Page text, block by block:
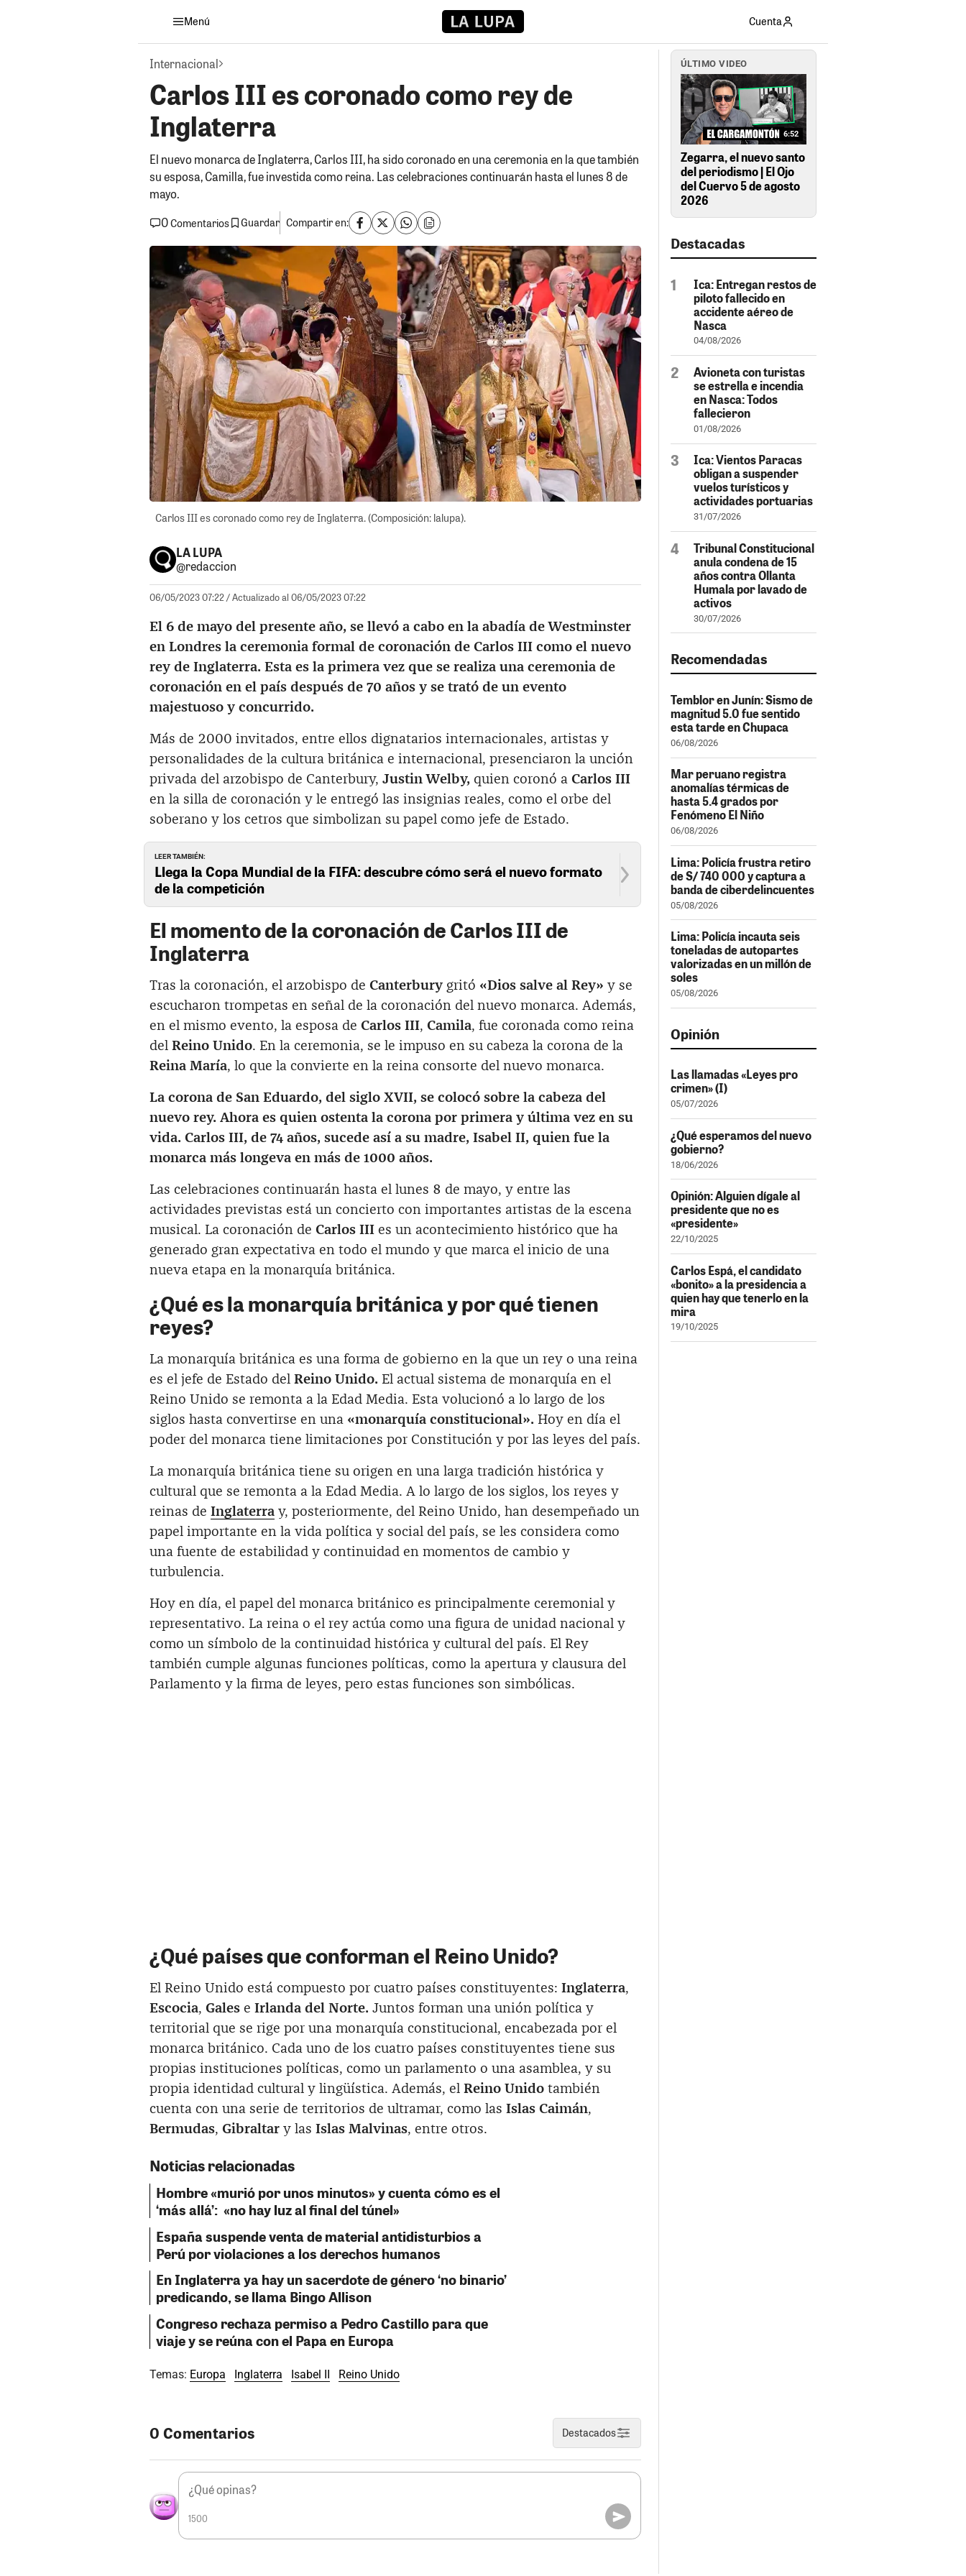
Menú Cuenta
Internacional
Carlos III es coronado como rey de
Inglaterra
El nuevo monarca de Inglaterra, Carlos III, ha sido coronado en una ceremonia en la que también
su esposa, Camilla, fue investida como reina. Las celebraciones continuarán hasta el lunes 8 de
mayo.
0Comentarios Guardar Compartir en:
Carlos III es coronado como rey de Inglaterra. (Composición: lalupa).
LA LUPA
@redaccion
06/05/2023 07:22/ Actualizado al 06/05/2023 07:22
El 6 de mayo del presente año, se llevó a cabo en la abadía de Westminster
en Londres la ceremonia formal de coronación de Carlos III como el nuevo
rey de Inglaterra. Esta es la primera vez que se realiza una ceremonia de
coronación en el país después de 70 años y se trató de un evento
majestuoso y concurrido.
Más de 2000 invitados, entre ellos dignatarios internacionales, artistas y
personalidades de la cultura británica e internacional, presenciaron la unción
privada del arzobispo de Canterbury, Justin Welby, quien coronó a Carlos III
en la silla de coronación y le entregó las insignias reales, como el orbe del
soberano y los cetros que simbolizan su papel como jefe de Estado.
LEER TAMBIÉN:
Llega la Copa Mundial de la FIFA: descubre cómo será el nuevo formato
de la competición
El momento de la coronación de Carlos III de
Inglaterra
Tras la coronación, el arzobispo de Canterbury gritó «Dios salve al Rey» y se
escucharon trompetas en señal de la coronación del nuevo monarca. Además,
en el mismo evento, la esposa de Carlos III, Camila, fue coronada como reina
del Reino Unido. En la ceremonia, se le impuso en su cabeza la corona de la
Reina María, lo que la convierte en la reina consorte del nuevo monarca.
La corona de San Eduardo, del siglo XVII, se colocó sobre la cabeza del
nuevo rey. Ahora es quien ostenta la corona por primera y última vez en su
vida. Carlos III, de 74 años, sucede así a su madre, Isabel II, quien fue la
monarca más longeva en más de 1000 años.
Las celebraciones continuarán hasta el lunes 8 de mayo, y entre las
actividades previstas está un concierto con importantes artistas de la escena
musical. La coronación de Carlos III es un acontecimiento histórico que ha
generado gran expectativa en todo el mundo y que marca el inicio de una
nueva etapa en la monarquía británica.
¿Qué es la monarquía británica y por qué tienen
reyes?
La monarquía británica es una forma de gobierno en la que un rey o una reina
es el jefe de Estado del Reino Unido. El actual sistema de monarquía en el
Reino Unido se remonta a la Edad Media. Esta volucionó a lo largo de los
siglos hasta convertirse en una «monarquía constitucional». Hoy en día el
poder del monarca tiene limitaciones por Constitución y por las leyes del país.
La monarquía británica tiene su origen en una larga tradición histórica y
cultural que se remonta a la Edad Media. A lo largo de los siglos, los reyes y
reinas de Inglaterra y, posteriormente, del Reino Unido, han desempeñado un
papel importante en la vida política y social del país, se les considera como
una fuente de estabilidad y continuidad en momentos de cambio y
turbulencia.
Hoy en día, el papel del monarca británico es principalmente ceremonial y
representativo. La reina o el rey actúa como una figura de unidad nacional y
como un símbolo de la continuidad histórica y cultural del país. El Rey
también cumple algunas funciones políticas, como la apertura y clausura del
Parlamento y la firma de leyes, pero estas funciones son simbólicas.
¿Qué países que conforman el Reino Unido?
El Reino Unido está compuesto por cuatro países constituyentes: Inglaterra,
Escocia, Gales e Irlanda del Norte. Juntos forman una unión política y
territorial que se rige por una monarquía constitucional, encabezada por el
monarca británico. Cada uno de los cuatro países constituyentes tiene sus
propias instituciones políticas, como un parlamento o una asamblea, y su
propia identidad cultural y lingüística. Además, el Reino Unido también
cuenta con una serie de territorios de ultramar, como las Islas Caimán,
Bermudas, Gibraltar y las Islas Malvinas, entre otros.
Noticias relacionadas
Hombre «murió por unos minutos» y cuenta cómo es el
‘más allá’: «no hay luz al final del túnel»
España suspende venta de material antidisturbios a
Perú por violaciones a los derechos humanos
En Inglaterra ya hay un sacerdote de género ‘no binario’
predicando, se llama Bingo Allison
Congreso rechaza permiso a Pedro Castillo para que
viaje y se reúna con el Papa en Europa
Temas: Europa Inglaterra Isabel II Reino Unido
0 Comentarios Destacados
1500
ÚLTIMO VIDEO
6:52
Zegarra, el nuevo santo
del periodismo | El Ojo
del Cuervo 5 de agosto
2026
Destacadas
Ica: Entregan restos de
piloto fallecido en
accidente aéreo de
Nasca
04/08/2026
Avioneta con turistas
se estrella e incendia
en Nasca: Todos
fallecieron
01/08/2026
Ica: Vientos Paracas
obligan a suspender
vuelos turísticos y
actividades portuarias
31/07/2026
Tribunal Constitucional
anula condena de 15
años contra Ollanta
Humala por lavado de
activos
30/07/2026
Recomendadas
Temblor en Junín: Sismo de
magnitud 5.0 fue sentido
esta tarde en Chupaca
06/08/2026
Mar peruano registra
anomalías térmicas de
hasta 5.4 grados por
Fenómeno El Niño
06/08/2026
Lima: Policía frustra retiro
de S/ 740 000 y captura a
banda de ciberdelincuentes
05/08/2026
Lima: Policía incauta seis
toneladas de autopartes
valorizadas en un millón de
soles
05/08/2026
Opinión
Las llamadas «Leyes pro
crimen» (I)
05/07/2026
¿Qué esperamos del nuevo
gobierno?
18/06/2026
Opinión: Alguien dígale al
presidente que no es
«presidente»
22/10/2025
Carlos Espá, el candidato
«bonito» a la presidencia a
quien hay que tenerlo en la
mira
19/10/2025